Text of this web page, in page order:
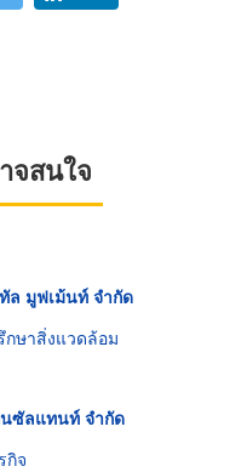
จสนใจ
ล มูฟเม้นท์ จำกัด
กษาสิ่งแวดล้อม
ซัลแทนท์ จำกัด
กิจ